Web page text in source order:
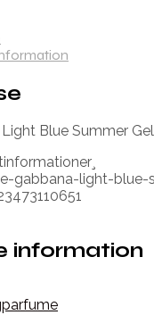
Blue Summer
gabbana-light-
information